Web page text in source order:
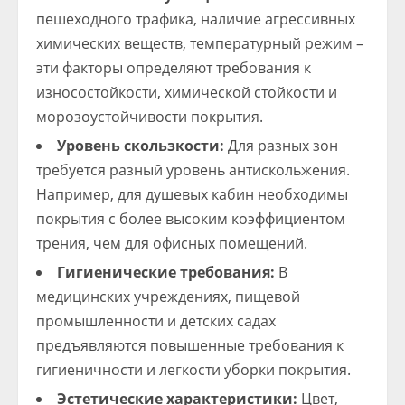
пешеходного трафика, наличие агрессивных
химических веществ, температурный режим –
эти факторы определяют требования к
износостойкости, химической стойкости и
морозоустойчивости покрытия.
Уровень скользкости: Для разных зон
требуется разный уровень антискольжения.
Например, для душевых кабин необходимы
покрытия с более высоким коэффициентом
трения, чем для офисных помещений.
Гигиенические требования: В
медицинских учреждениях, пищевой
промышленности и детских садах
предъявляются повышенные требования к
гигиеничности и легкости уборки покрытия.
Эстетические характеристики: Цвет,